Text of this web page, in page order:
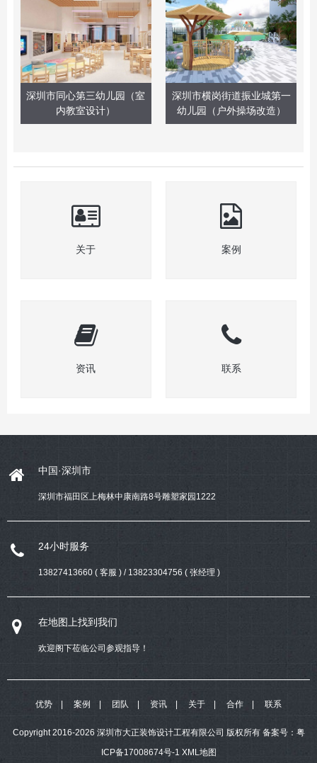
深圳市同心第三幼儿园（室
内教室设计）
深圳市横岗街道振业城第一
幼儿园（户外操场改造）
关于 案例
资讯 联系
中国·深圳市
深圳市福田区上梅林中康南路8号雕塑家园1222
24小时服务
13827413660 ( 客服 ) / 13823304756 ( 张经理 )
在地图上找到我们
欢迎阁下莅临公司参观指导！
优势 案例 团队 资讯 关于 合作 联系
Copyright 2016-2026 深圳市大正装饰设计工程有限公司 版权所有 备案号： 粤
ICP备17008674号-1 XML地图